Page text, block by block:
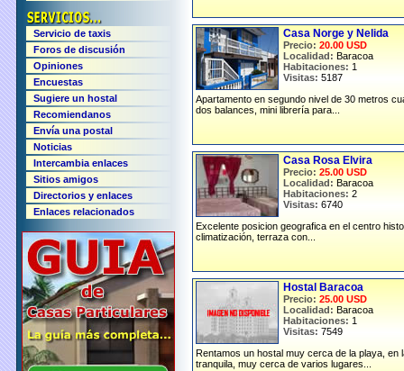
Casa Norge y Nelida
Precio: 20.00 USD
Localidad: Baracoa
Habitaciones: 1
Visitas: 5187
Apartamento en segundo nivel de 30 metros
dos balances, mini librería para...
Casa Rosa Elvira
Precio: 25.00 USD
Localidad: Baracoa
Habitaciones: 2
Visitas: 6740
Excelente posicion geografica en el centro
climatización, terraza con...
Hostal Baracoa
Precio: 25.00 USD
Localidad: Baracoa
Habitaciones: 1
Visitas: 7549
Rentamos un hostal muy cerca de la playa,
tranquila, muy cerca de varios lugares...
Servicio de taxis
Foros de discusión
Opiniones
Encuestas
Sugiere un hostal
Recomiendanos
Envía una postal
Noticias
Intercambia enlaces
Sitios amigos
Directorios y enlaces
Enlaces relacionados